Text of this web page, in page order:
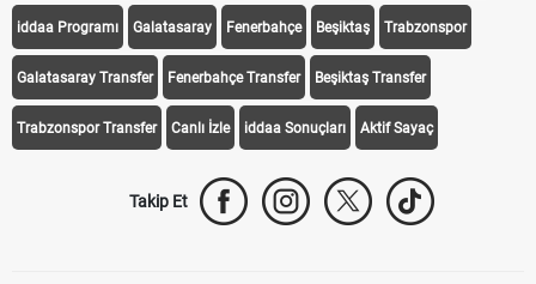
iddaa Programı Galatasaray Fenerbahçe Beşiktaş Trabzonspor
Galatasaray Transfer Fenerbahçe Transfer Beşiktaş Transfer
Trabzonspor Transfer Canlı İzle iddaa Sonuçları Aktif Sayaç
Takip Et